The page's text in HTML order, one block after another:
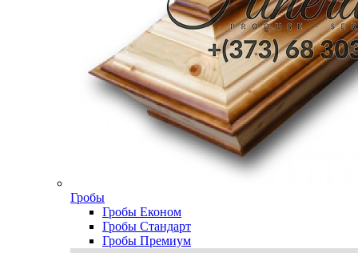
Гробы
Гробы Економ
Гробы Стандарт
Гробы Премиум